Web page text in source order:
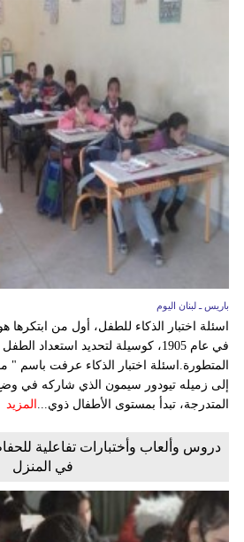
باريس ـ لبنان اليوم
اسئلة اختبار الذكاء للطفل، أول من ابتكرها
في عام 1905، كوسيلة لتحديد
المتطورة.اسئلة اختبار الذكاء عرفت باسم
إلى زميله تيودور سيمون الذي شاركه في وضع
المتدرجة، تبدأ بمستوى الأطفال ذوي... المزيد
دروس وألعاب وأختبارات تفاعلية
في المنزل